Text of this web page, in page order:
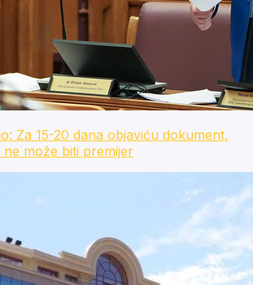
Za 15-20 dana objaviću dokument,
može biti premijer